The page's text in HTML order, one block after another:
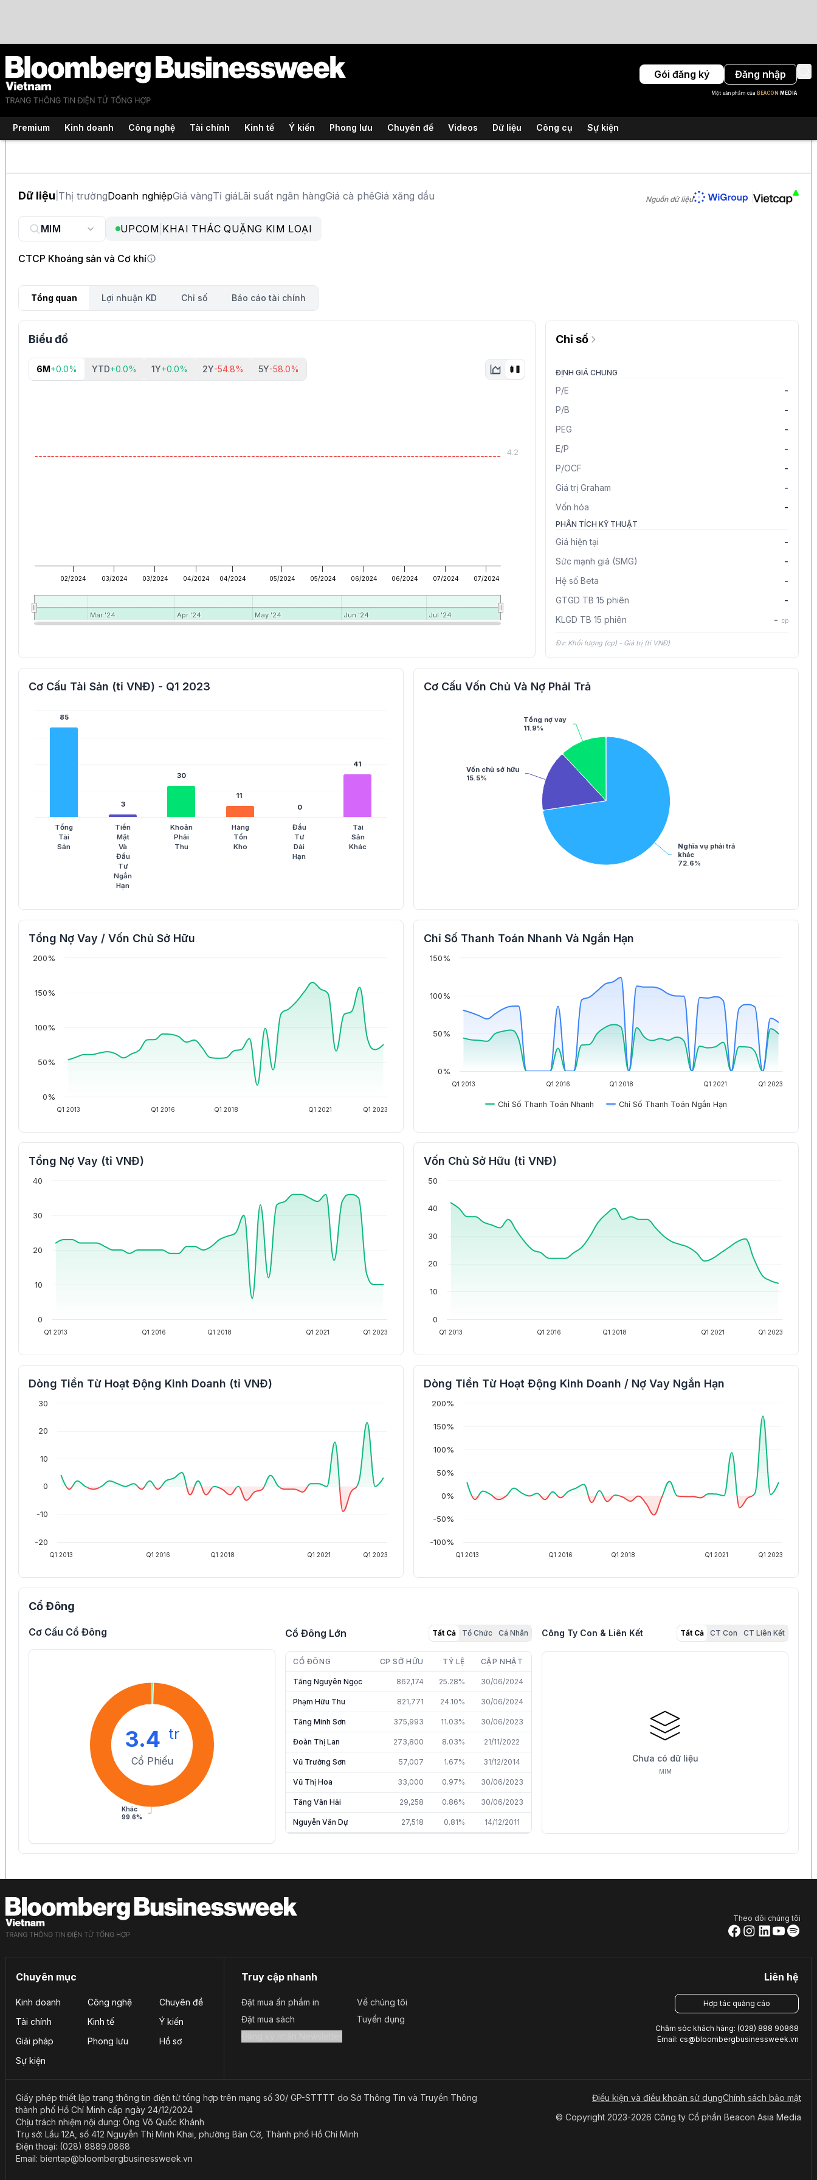
Gói đăng ký Đăng nhập
Một sản phẩm của BEACON MEDIA
Premium Kinh doanh Công nghệ Tài chính Kinh tế Ý kiến Phong lưu Chuyên đề Videos Dữ liệu Công cụ Sự kiện
Dữ liệu Thị trườngDoanh nghiệpGiá vàngTỉ giáLãi suất ngân hàngGiá cà phêGiá xăng dầu Nguồn dữ liệu
UPCOM KHAI THÁC QUẶNG KIM LOẠI
CTCP Khoáng sản và Cơ khí
Tổng quan Lợi nhuận KD Chỉ số Báo cáo tài chính
Biểu đồ
6M+0.0% YTD+0.0% 1Y+0.0% 2Y-54.8% 5Y-58.0%
02/2024 03/2024 03/2024 04/2024 04/2024 05/2024 05/2024 06/2024 06/2024 07/2024 07/2024
Mar '24
Mar '24 Apr '24
Apr '24 May '24
May '24 Jun '24
Jun '24 Jul '24
Jul '24
4.2
Chỉ số
ĐỊNH GIÁ CHUNG
P/E
-
P/B
-
PEG
-
E/P
-
P/OCF
-
Giá trị Graham
-
Vốn hóa
-
PHÂN TÍCH KỸ THUẬT
Giá hiện tại
-
Sức mạnh giá (SMG)
-
Hệ số Beta
-
GTGD TB 15 phiên
-
KLGD TB 15 phiên
- cp
Đv: Khối lượng (cp) - Giá trị (tỉ VNĐ)
Cơ Cấu Tài Sản (tỉ VNĐ) - Q1 2023
85
85
3
3
30
30
11
11
0
0
41
41
Tổng
Tài
Sản
Tiền
Mặt
Và
Đầu
Tư
Ngắn
Hạn
Khoản
Phải
Thu
Hàng
Tồn
Kho
Đầu
Tư
Dài
Hạn
Tài
Sản
Khác
Cơ Cấu Vốn Chủ Và Nợ Phải Trả
Nghĩa vụ phải trả
khác
72.6%
Vốn chủ sở hữu
15.5%
Tổng nợ vay
11.9%
Tổng Nợ Vay / Vốn Chủ Sở Hữu
Q1 2013 Q1 2016 Q1 2018 Q1 2021 Q1 2023
0%
50%
100%
150%
200%
Chỉ Số Thanh Toán Nhanh Và Ngắn Hạn
Chỉ Số Thanh Toán Nhanh Chỉ Số Thanh Toán Ngắn Hạn
Q1 2013 Q1 2016 Q1 2018 Q1 2021 Q1 2023
0%
50%
100%
150%
Tổng Nợ Vay (tỉ VNĐ)
Q1 2013 Q1 2016 Q1 2018 Q1 2021 Q1 2023
0
10
20
30
40
Vốn Chủ Sở Hữu (tỉ VNĐ)
Q1 2013 Q1 2016 Q1 2018 Q1 2021 Q1 2023
0
10
20
30
40
50
Dòng Tiền Từ Hoạt Động Kinh Doanh (tỉ VNĐ)
Q1 2013 Q1 2016 Q1 2018 Q1 2021 Q1 2023
-20
-10
0
10
20
30
Dòng Tiền Từ Hoạt Động Kinh Doanh / Nợ Vay Ngắn Hạn
Q1 2013 Q1 2016 Q1 2018 Q1 2021 Q1 2023
-100%
-50%
0%
50%
100%
150%
200%
Cổ Đông
Cơ Cấu Cổ Đông
Khác
99.6%
3.4 tr
Cổ Phiếu
Cổ Đông Lớn Tất Cả Tổ Chức Cá Nhân
CỔ ĐÔNG CP SỞ HỮU TỶ LỆ CẬP NHẬT
Tăng Nguyên Ngọc 862,174 25.28% 30/06/2024
Phạm Hữu Thu 821,771 24.10% 30/06/2024
Tăng Minh Sơn 375,993 11.03% 30/06/2023
Đoàn Thị Lan 273,800 8.03% 21/11/2022
Vũ Trường Sơn 57,007 1.67% 31/12/2014
Vũ Thị Hoa 33,000 0.97% 30/06/2023
Tăng Văn Hải 29,258 0.86% 30/06/2023
Nguyễn Văn Dự 27,518 0.81% 14/12/2011
Đặng Xuân Quản 15,257 0.45% 31/12/2014
Tăng Minh Hà
Công Ty Con & Liên Kết Tất Cả CT Con CT Liên Kết
Chưa có dữ liệu
MIM
Theo dõi chúng tôi
Chuyên mục
Kinh doanh Công nghệ
Chuyên đề
Tài chính
Kinh tế
Ý kiến
Giải pháp
Phong lưu
Hồ sơ
Sự kiện
Truy cập nhanh
Đặt mua ấn phẩm in
Đặt mua sách
Về chúng tôi
Tuyển dụng
Liên hệ
Hợp tác quảng cáo
Chăm sóc khách hàng: (028) 888 90868
Email: cs@bloombergbusinessweek.vn
Giấy phép thiết lập trang thông tin điện tử tổng hợp trên mạng số 30/ GP-STTTT do Sở Thông Tin và Truyền Thông
thành phố Hồ Chí Minh cấp ngày 24/12/2024
Chịu trách nhiệm nội dung: Ông Võ Quốc Khánh
Trụ sở: Lầu 12A, số 412 Nguyễn Thị Minh Khai, phường Bàn Cờ, Thành phố Hồ Chí Minh
Điện thoại: (028) 8889.0868
Email: bientap@bloombergbusinessweek.vn
Điều kiện và điều khoản sử dụngChính sách bảo mật
© Copyright 2023-2026 Công ty Cổ phần Beacon Asia Media